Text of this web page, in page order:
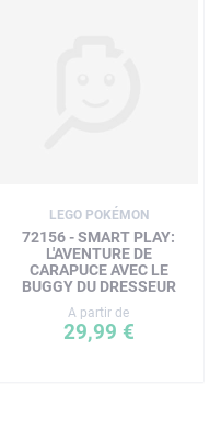
LEGO POKÉMON
72156 - SMART PLAY:
L'AVENTURE DE
CARAPUCE AVEC LE
BUGGY DU DRESSEUR
A partir de
29,99 €